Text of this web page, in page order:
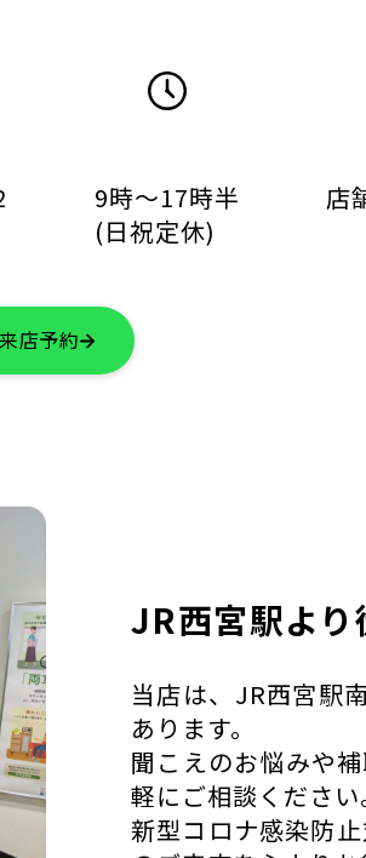
9時〜17時半
(日祝定休)
店
来店予約
JR西宮駅より
当店は、JR西宮駅
あります。
聞こえのお悩みや
軽にご相談ください
新型コロナ感染防